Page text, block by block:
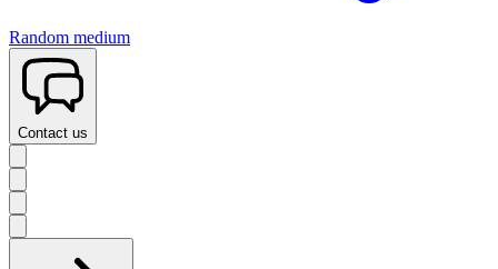
Random medium
Contact us